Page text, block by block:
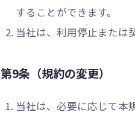
することができます。
当社は、利用停止または
第9条（規約の変更）
当社は、必要に応じて本